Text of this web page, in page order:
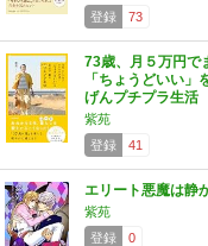
登録
73
73歳、月５万円で
「ちょうどいい」
げんプチプラ生活
紫苑
登録
41
エリート悪魔は静
紫苑
登録
0